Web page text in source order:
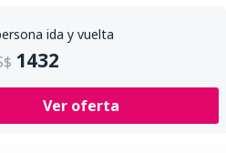
ida y vuelta
1432
Ver oferta